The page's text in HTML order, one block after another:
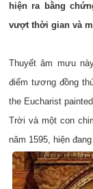
hiện ra bằng
vượt thời gian và
Thuyết âm mưu
điểm tương đồng
the Eucharist
Trời và một con
năm 1595, hiện